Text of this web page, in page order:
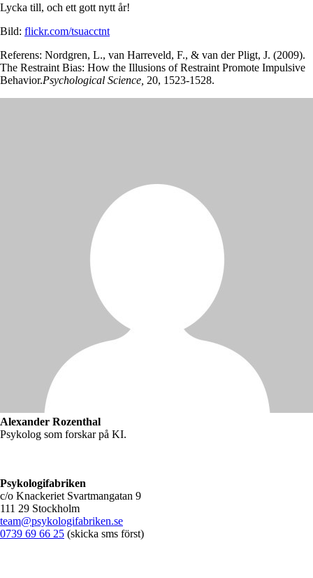
Lycka till, och ett gott nytt år!
Bild: flickr.com/tsuacctnt
Referens: Nordgren, L., van Harreveld, F., & van der Pligt, J. (2009).
The Restraint Bias: How the Illusions of Restraint Promote Impulsive
Behavior.Psychological Science, 20, 1523-1528.
Alexander Rozenthal
Psykolog som forskar på KI.
Psykologifabriken
c/o Knackeriet Svartmangatan 9
111 29 Stockholm
team@psykologifabriken.se
0739 69 66 25 (skicka sms först)